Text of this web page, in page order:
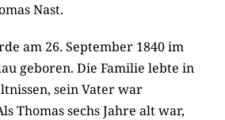
Nast.
am 26. September 1840 im
geboren. Die Familie lebte in
sein Vater war
Thomas sechs Jahre alt war,